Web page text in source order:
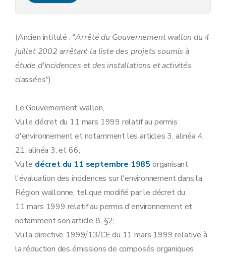
(Ancien intitulé : "Arrêté du Gouvernement wallon du 4
juillet 2002 arrêtant la liste des projets soumis à
étude d'incidences et des installations et activités
classées")
Le Gouvernement wallon,
Vu le décret du 11 mars 1999 relatif au permis
d'environnement et notamment les articles 3, alinéa 4,
21, alinéa 3, et 66;
Vu le décret du 11 septembre 1985 organisant
l'évaluation des incidences sur l'environnement dans la
Région wallonne, tel que modifié par le décret du
11 mars 1999 relatif au permis d'environnement et
notamment son article 8, §2;
Vu la directive 1999/13/CE du 11 mars 1999 relative à
la réduction des émissions de composés organiques